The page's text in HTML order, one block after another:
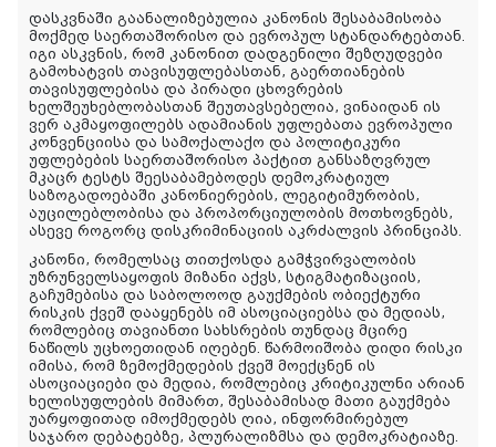
დასკვნაში გაანალიზებულია კანონის შესაბამისობა
მოქმედ საერთაშორისო და ევროპულ სტანდარტებთან.
იგი ასკვნის, რომ კანონით დადგენილი შეზღუდვები
გამოხატვის თავისუფლებასთან, გაერთიანების
თავისუფლებისა და პირადი ცხოვრების
ხელშეუხებლობასთან შეუთავსებელია, ვინაიდან ის
ვერ აკმაყოფილებს ადამიანის უფლებათა ევროპული
კონვენციისა და სამოქალაქო და პოლიტიკური
უფლებების საერთაშორისო პაქტით განსაზღვრულ
მკაცრ ტესტს შეესაბამებოდეს დემოკრატიულ
საზოგადოებაში კანონიერების, ლეგიტიმურობის,
აუცილებლობისა და პროპორციულობის მოთხოვნებს,
ასევე როგორც დისკრიმინაციის აკრძალვის პრინციპს.
კანონი, რომელსაც თითქოსდა გამჭვირვალობის
უზრუნველსაყოფის მიზანი აქვს, სტიგმატიზაციის,
გაჩუმებისა და საბოლოოდ გაუქმების ობიექტური
რისკის ქვეშ დააყენებს იმ ასოციაციებსა და მედიას,
რომლებიც თავიანთი სახსრების თუნდაც მცირე
ნაწილს უცხოეთიდან იღებენ. წარმოიშობა დიდი რისკი
იმისა, რომ ზემოქმედების ქვეშ მოექცნენ ის
ასოციაციები და მედია, რომლებიც კრიტიკულნი არიან
ხელისუფლების მიმართ, შესაბამისად მათი გაუქმება
უარყოფითად იმოქმედებს ღია, ინფორმირებულ
საჯარო დებატებზე, პლურალიზმსა და დემოკრატიაზე.